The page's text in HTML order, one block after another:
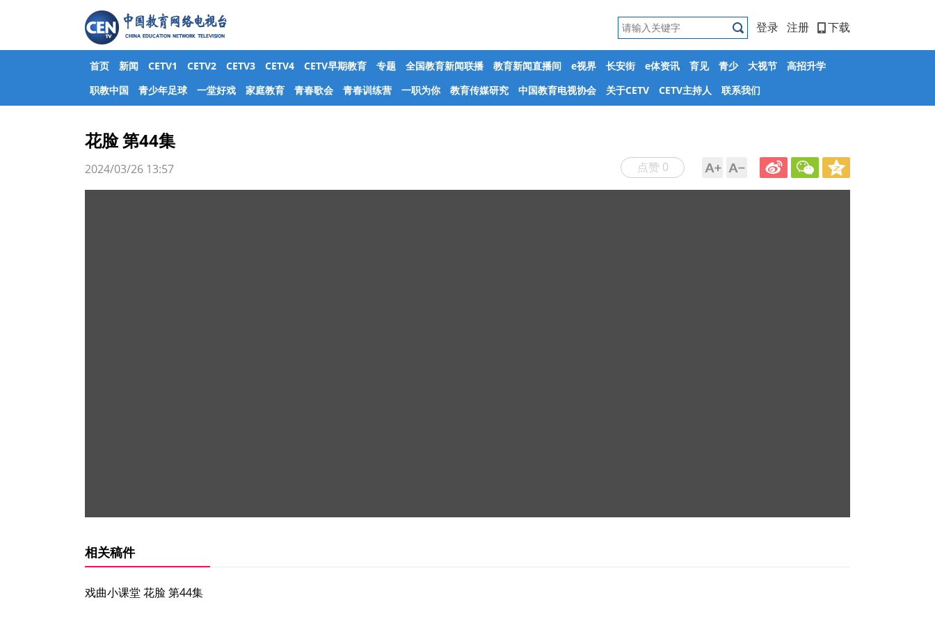
登录 注册 下载
首页 新闻 CETV1 CETV2 CETV3 CETV4 CETV早期教育 专题 全国教育新闻联播 教育新闻直播间 e视界 长安街 e体资讯 育见 青少 大视节
高招升学
职教中国
青少年足球 一堂好戏 家庭教育 青春歌会 青春训练营 一职为你 教育传媒研究 中国教育电视协会 关于CETV CETV主持人 联系我们
花脸 第44集
点赞 0
2024/03/26 13:57
相关稿件
戏曲小课堂 花脸 第44集